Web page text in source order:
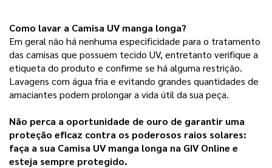
Como lavar a Camisa UV manga longa?
Em geral não há nenhuma especificidade para o tratamento
das camisas que possuem tecido UV, entretanto verifique a
etiqueta do produto e confirme se há alguma restrição.
Lavagens com água fria e evitando grandes quantidades de
amaciantes podem prolongar a vida útil da sua peça.
Não perca a oportunidade de ouro de garantir uma
proteção eficaz contra os poderosos raios solares:
faça a sua Camisa UV manga longa na GIV Online e
esteja sempre protegido.